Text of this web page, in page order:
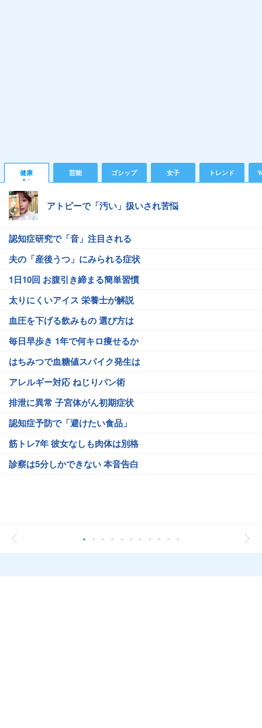
健康 芸能 ゴシップ 女子 トレンド
アトピーで「汚い」扱いされ苦悩
認知症研究で「音」注目される
夫の「産後うつ」にみられる症状
1日10回 お腹引き締まる簡単習慣
太りにくいアイス 栄養士が解説
血圧を下げる飲みもの 選び方は
毎日早歩き 1年で何キロ痩せるか
はちみつで血糖値スパイク発生は
アレルギー対応 ねじりパン術
排泄に異常 子宮体がん初期症状
認知症予防で「避けたい食品」
筋トレ7年 彼女なしも肉体は別格
診察は5分しかできない 本音告白